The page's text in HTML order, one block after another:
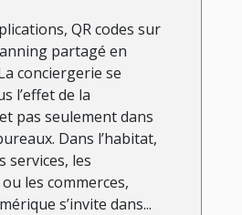
QR codes sur
partagé en
conciergerie se
l’effet de la
pas seulement dans
Dans l’habitat,
services, les
les commerces,
s’invite dans...